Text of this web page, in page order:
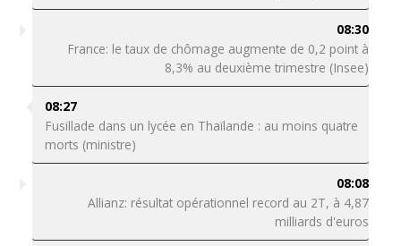
08:30
France: le taux de chômage augmente de 0,2 point à
8,3% au deuxième trimestre (Insee)
08:27
Fusillade dans un lycée en Thaïlande : au moins quatre
morts (ministre)
08:08
Allianz: résultat opérationnel record au 2T, à 4,87
milliards d'euros